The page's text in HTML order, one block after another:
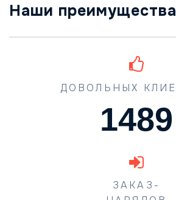
Наши преимущества
ДОВОЛЬНЫХ
1489
ЗАКАЗ-